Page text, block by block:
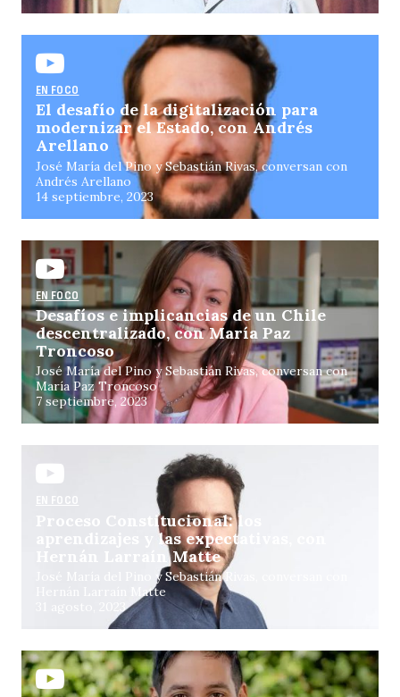
EN FOCO
El desafío de la digitalización para
modernizar el Estado, con Andrés
Arellano
José María del Pino y Sebastián Rivas, conversan con
Andrés Arellano
14 septiembre, 2023
EN FOCO
Desafíos e implicancias de un Chile
descentralizado, con María Paz
Troncoso
José María del Pino y Sebastián Rivas, conversan con
María Paz Troncoso
7 septiembre, 2023
EN FOCO
Proceso Constitucional: los
aprendizajes y las expectativas, con
Hernán Larraín Matte
José María del Pino y Sebastián Rivas, conversan con
Hernán Larraín Matte
31 agosto, 2023